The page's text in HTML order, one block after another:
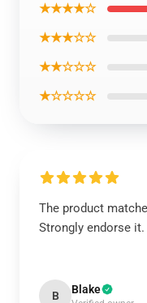
★★★★☆
★★★☆☆
★★☆☆☆
★☆☆☆☆
The product
Strongly endorse it.
B Blake